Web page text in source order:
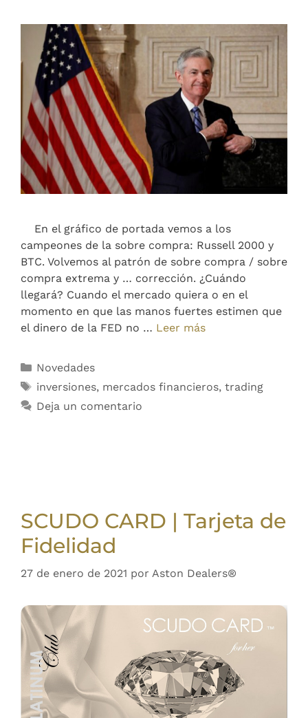
En el gráfico de portada vemos a los
campeones de la sobre compra: Russell 2000 y
BTC. Volvemos al patrón de sobre compra / sobre
compra extrema y … corrección. ¿Cuándo
llegará? Cuando el mercado quiera o en el
momento en que las manos fuertes estimen que
el dinero de la FED no … Leer más
Novedades
inversiones, mercados financieros, trading
Deja un comentario
SCUDO CARD | Tarjeta de
Fidelidad
27 de enero de 2021 por Aston Dealers®